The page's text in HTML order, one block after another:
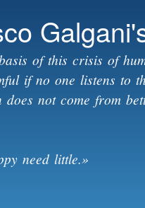
of this crisis of
if no one listens to
not come from
need little.»